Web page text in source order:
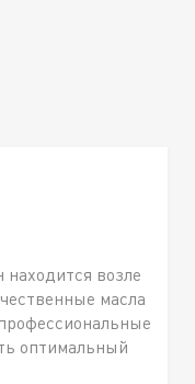
находится возле
масла
оптимальный